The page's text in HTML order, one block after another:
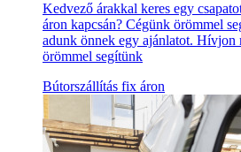
Kedvező árakkal keres egy
áron kapcsán? Cégünk örömmel
adunk önnek egy ajánlatot. Hívjon
örömmel segítünk
Bútorszállítás fix áron